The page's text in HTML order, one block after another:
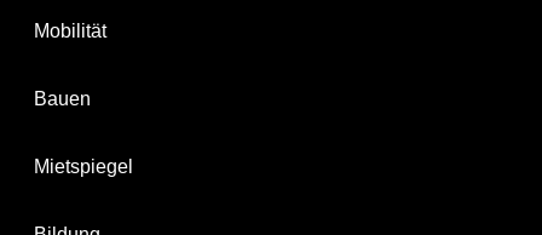
Mobilität
Bauen
Mietspiegel